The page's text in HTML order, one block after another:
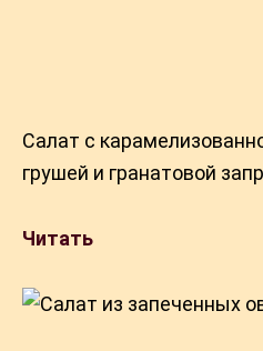
Салат с
грушей и гранатовой
Читать